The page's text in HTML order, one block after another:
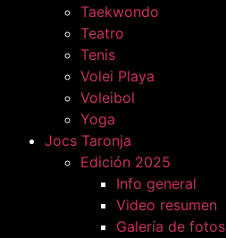
Taekwondo
Teatro
Tenis
Volei Playa
Voleibol
Yoga
Jocs Taronja
Edición 2025
Info general
Video resumen
Galería de fotos